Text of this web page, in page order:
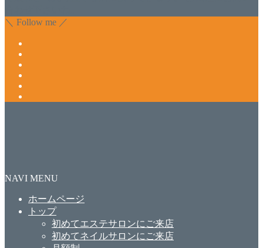
＼ Follow me ／
NAVI MENU
ホームページ
トップ
初めてエステサロンにご来店
初めてネイルサロンにご来店